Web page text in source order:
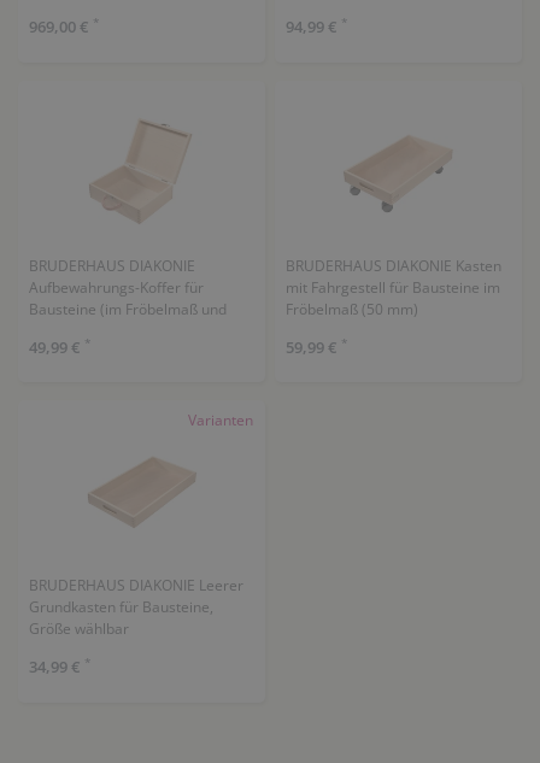
969,00 € * 94,99 € *
BRUDERHAUS DIAKONIE
Aufbewahrungs-Koffer für
Bausteine (im Fröbelmaß und
49,99 € *
BRUDERHAUS DIAKONIE Kasten
mit Fahrgestell für Bausteine im
Fröbelmaß (50 mm)
59,99 € *
Varianten
BRUDERHAUS DIAKONIE Leerer
Grundkasten für Bausteine,
Größe wählbar
34,99 € *